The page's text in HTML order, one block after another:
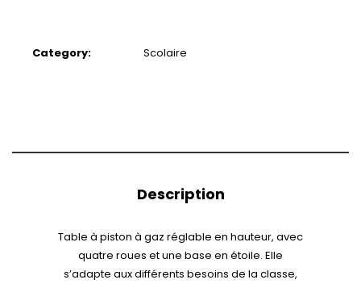
Category: Scolaire
Description
Table à piston à gaz réglable en hauteur, avec
quatre roues et une base en étoile. Elle
s’adapte aux différents besoins de la classe,